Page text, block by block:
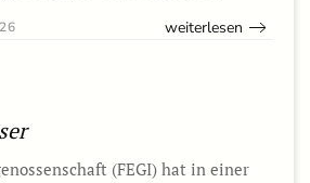
weiterlesen
(FEGI) hat in einer